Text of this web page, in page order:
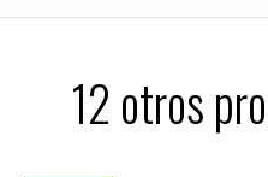
12 otros